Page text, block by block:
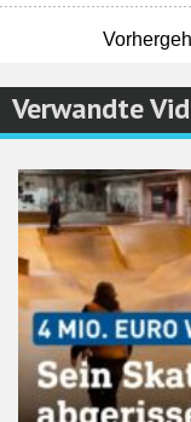
Verwandte